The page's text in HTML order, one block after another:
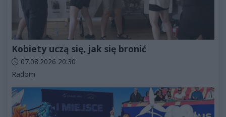
Kobiety uczą się, jak się bronić
Data dodania artykułu:
07.08.2026 20:30
Kategorie artykułu:
Radom